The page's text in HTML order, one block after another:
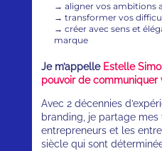
→aligner vos ambitions
→transformer vos
→créer avec sens et
marque
Je m’appelle Estelle
pouvoir de communiquer
Avec 2 décennies
branding, je partage
entrepreneurs et les
siècle qui sont